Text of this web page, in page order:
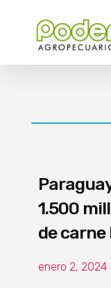
1.500
de carne
enero 2, 2024